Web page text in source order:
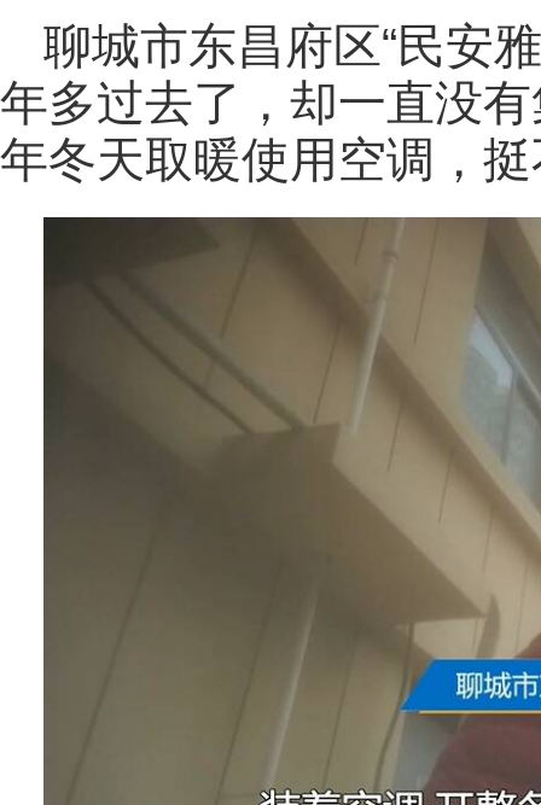
聊城市东昌府区“民安
年多过去了，却一直没
年冬天取暖使用空调，